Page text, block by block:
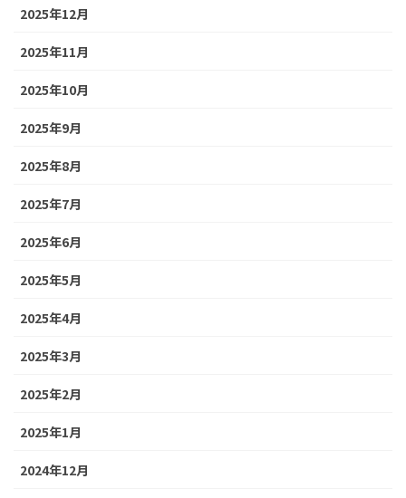
2025年12月
2025年11月
2025年10月
2025年9月
2025年8月
2025年7月
2025年6月
2025年5月
2025年4月
2025年3月
2025年2月
2025年1月
2024年12月